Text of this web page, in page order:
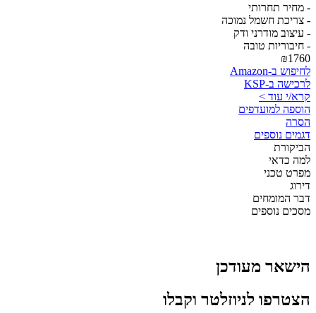
- מחיר תחרותי
- צריכת חשמל נמוכה
- עיצוב מודרני ודק
- חיבוריות טובה
₪1760
לחיפוש ב-Amazon
לרכישה ב-KSP
קרא/י עוד >
הוספה למועדפים
הסרה
דגמים נוספים
הביקורת
למה כדאי
מפרט טכני
דירוג
דבר המומחים
מסכים נוספים
הישאר מעודכן
הצטרפו לניוזלטר וקבלו